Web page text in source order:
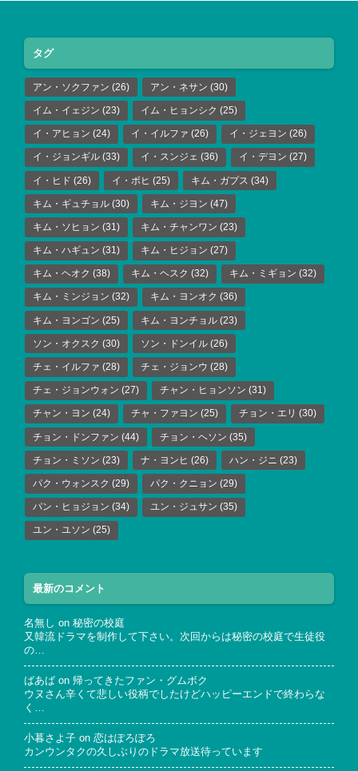
タグ
アン・ソクファン (26) アン・ネサン (30)
イム・イェジン (23) イム・ヒョンシク (25)
イ・アヒョン (24) イ・イルファ (26) イ・ジェヨン (26)
イ・ジョンギル (33) イ・スンジェ (36) イ・デヨン (27)
イ・ヒド (26) イ・ボヒ (25) キム・ガプス (34)
キム・ギュチョル (30) キム・ジヨン (47)
キム・ソヒョン (31) キム・チャンワン (23)
キム・ハギュン (31) キム・ヒジョン (27)
キム・ヘオク (38) キム・ヘスク (32) キム・ミギョン (32)
キム・ミンジョン (32) キム・ヨンオク (36)
キム・ヨンゴン (25) キム・ヨンチョル (23)
ソン・オクスク (30) ソン・ドンイル (26)
チェ・イルファ (28) チェ・ジョンウ (28)
チェ・ジョンウォン (27) チャン・ヒョンソン (31)
チャン・ヨン (24) チャ・ファヨン (25) チョン・エリ (30)
チョン・ドンファン (44) チョン・ヘソン (35)
チョン・ミソン (23) ナ・ヨンヒ (26) ハン・ジニ (23)
パク・ウォンスク (29) パク・クニョン (29)
パン・ヒョジョン (34) ユン・ジュサン (35)
ユン・ユソン (25)
最新のコメント
名無し on 秘密の校庭
又韓流ドラマを制作して下さい。次回からは秘密の校庭で生徒役
の…
ばあば on 帰ってきたファン・グムボク
ウヌさん辛くて悲しい役柄でしたけどハッピーエンドで終わらな
く…
小暮さよ子 on 恋はぽろぽろ
カンウンタクの久しぶりのドラマ放送待っています